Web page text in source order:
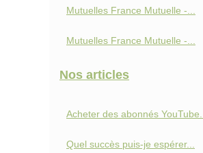
Mutuelles France Mutuelle -...
Mutuelles France Mutuelle -...
Nos articles
Acheter des abonnés YouTube...
Quel succès puis-je espérer...